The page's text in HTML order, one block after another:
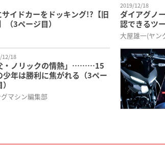
イドカーをドッキング!?【旧
3ページ目）
2019/12/18
ダイアグノ
認できるツ
大屋雄一(ヤン
12/18
・ノリックの情熱」………15
少年は勝利に焦がれる（3ペー
マシン編集部